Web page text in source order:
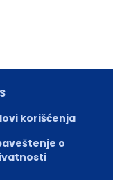
korišćenja
o